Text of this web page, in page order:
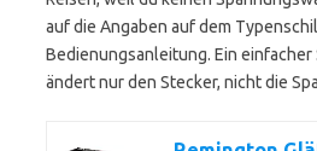
auf die Angaben auf dem
Bedienungsanleitung. Ein
ändert nur den Stecker, nicht die